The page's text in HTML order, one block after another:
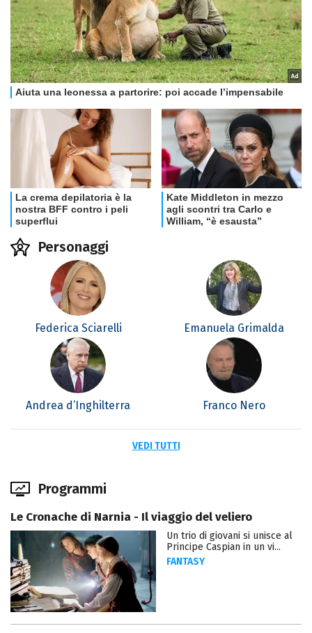
Personaggi
Federica Sciarelli Emanuela Grimalda
Andrea d’Inghilterra Franco Nero
VEDI TUTTI
Programmi
Le Cronache di Narnia - Il viaggio del veliero
Un trio di giovani si unisce al
Principe Caspian in un vi...
FANTASY